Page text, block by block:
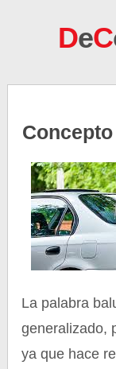
DeC
La palabra
generalizado,
ya que hace